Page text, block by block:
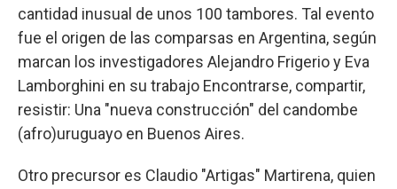
cantidad inusual de unos 100 tambores. Tal evento
fue el origen de las comparsas en Argentina, según
marcan los investigadores Alejandro Frigerio y Eva
Lamborghini en su trabajo Encontrarse, compartir,
resistir: Una "nueva construcción" del candombe
(afro)uruguayo en Buenos Aires.
Otro precursor es Claudio "Artigas" Martirena, quien